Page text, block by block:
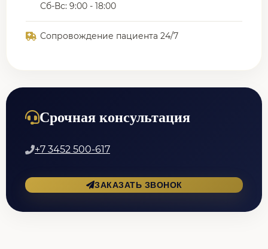
Сб-Вс: 9:00 - 18:00
Сопровождение пациента 24/7
Срочная консультация
+7 3452 500-617
ЗАКАЗАТЬ ЗВОНОК